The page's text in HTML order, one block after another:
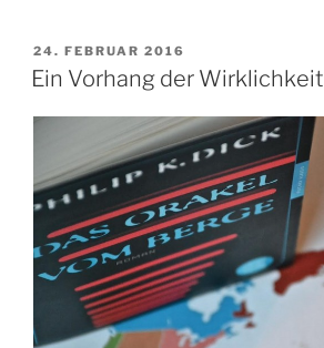
VERÖFFENTLICHT
AM
24. FEBRUAR 2016
Ein Vorhang der Wirklichkeit